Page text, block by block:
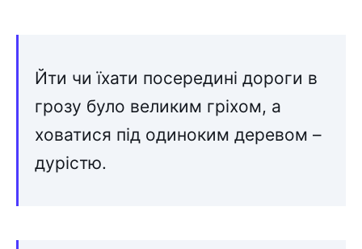
Йти чи їхати посередині дороги в
грозу було великим гріхом, а
ховатися під одиноким деревом –
дурістю.